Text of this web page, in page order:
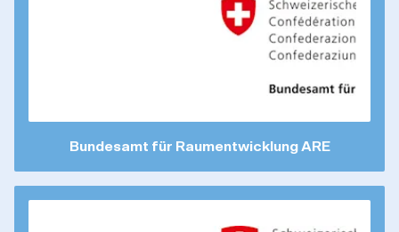
Bundesamt für Raumentwicklung ARE